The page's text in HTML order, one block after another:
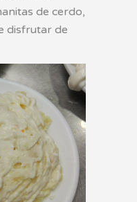
de cerdo,
disfrutar de